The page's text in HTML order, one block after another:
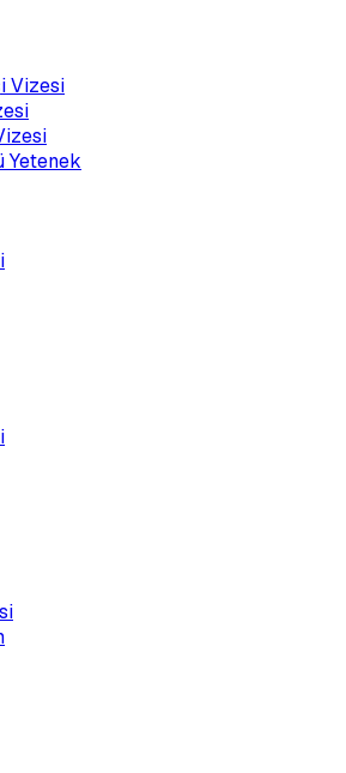
Vizesi
Yetenek